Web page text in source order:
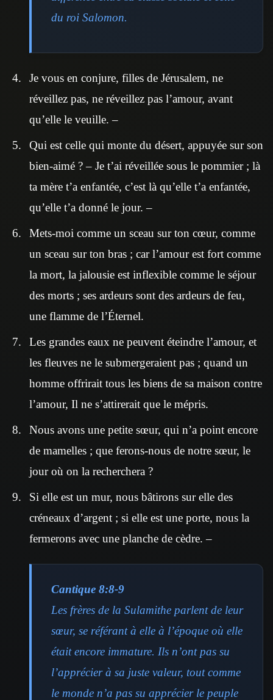
du roi Salomon.
Je vous en conjure, filles de Jérusalem, ne
réveillez pas, ne réveillez pas l’amour, avant
qu’elle le veuille. –
Qui est celle qui monte du désert, appuyée sur son
bien-aimé ? – Je t’ai réveillée sous le pommier ; là
ta mère t’a enfantée, c’est là qu’elle t’a enfantée,
qu’elle t’a donné le jour. –
Mets-moi comme un sceau sur ton cœur, comme
un sceau sur ton bras ; car l’amour est fort comme
la mort, la jalousie est inflexible comme le séjour
des morts ; ses ardeurs sont des ardeurs de feu,
une flamme de l’Éternel.
Les grandes eaux ne peuvent éteindre l’amour, et
les fleuves ne le submergeraient pas ; quand un
homme offrirait tous les biens de sa maison contre
l’amour, Il ne s’attirerait que le mépris.
Nous avons une petite sœur, qui n’a point encore
de mamelles ; que ferons-nous de notre sœur, le
jour où on la recherchera ?
Si elle est un mur, nous bâtirons sur elle des
créneaux d’argent ; si elle est une porte, nous la
fermerons avec une planche de cèdre. –
Cantique 8:8-9
Les frères de la Sulamithe parlent de leur
sœur, se référant à elle à l’époque où elle
était encore immature. Ils n’ont pas su
l’apprécier à sa juste valeur, tout comme
le monde n’a pas su apprécier le peuple